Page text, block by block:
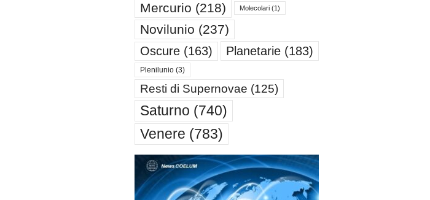
Mercurio (218) Molecolari(1)
Novilunio (237)
Oscure(163) Planetarie(183)
Plenilunio(3)
Resti di Supernovae (125)
Saturno (740)
Venere (783)